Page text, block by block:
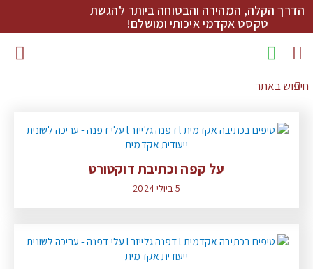
הדרך הקלה, המהירה והבטוחה ביותר להגשת
טקסט אקדמי איכותי ומושלם!
על קפה וכתיבת דוקטורט
5 ביולי 2024